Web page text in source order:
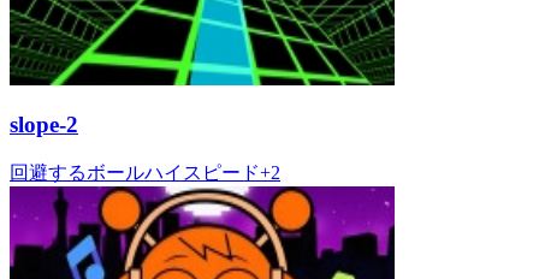
slope-2
回避するボールハイスピード+2